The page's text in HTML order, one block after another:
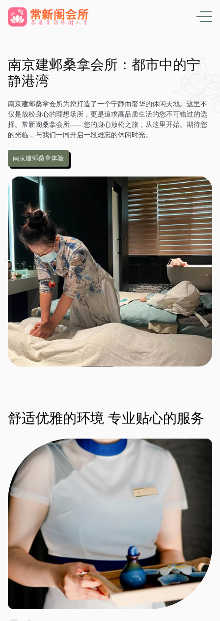
南京建邺桑拿会所：都市中的宁
静港湾
南京建邺桑拿会所为您打造了一个宁静而奢华的休闲天地。这里不
仅是放松身心的理想场所，更是追求高品质生活的您不可错过的选
择。常新阁桑拿会所——您的身心放松之旅，从这里开始。期待您
的光临，与我们一同开启一段难忘的休闲时光。
南京建邺桑拿体验
舒适优雅的环境 专业贴心的服务